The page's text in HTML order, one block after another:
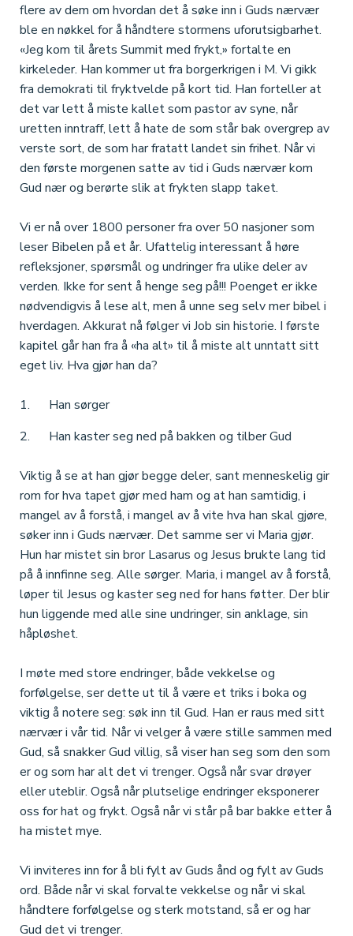
flere av dem om hvordan det å søke inn i Guds nærvær
ble en nøkkel for å håndtere stormens uforutsigbarhet.
«Jeg kom til årets Summit med frykt,» fortalte en
kirkeleder. Han kommer ut fra borgerkrigen i M. Vi gikk
fra demokrati til fryktvelde på kort tid. Han forteller at
det var lett å miste kallet som pastor av syne, når
uretten inntraff, lett å hate de som står bak overgrep av
verste sort, de som har fratatt landet sin frihet. Når vi
den første morgenen satte av tid i Guds nærvær kom
Gud nær og berørte slik at frykten slapp taket.
Vi er nå over 1800 personer fra over 50 nasjoner som
leser Bibelen på et år. Ufattelig interessant å høre
refleksjoner, spørsmål og undringer fra ulike deler av
verden. Ikke for sent å henge seg på!!! Poenget er ikke
nødvendigvis å lese alt, men å unne seg selv mer bibel i
hverdagen. Akkurat nå følger vi Job sin historie. I første
kapitel går han fra å «ha alt» til å miste alt unntatt sitt
eget liv. Hva gjør han da?
1. Han sørger
2. Han kaster seg ned på bakken og tilber Gud
Viktig å se at han gjør begge deler, sant menneskelig gir
rom for hva tapet gjør med ham og at han samtidig, i
mangel av å forstå, i mangel av å vite hva han skal gjøre,
søker inn i Guds nærvær. Det samme ser vi Maria gjør.
Hun har mistet sin bror Lasarus og Jesus brukte lang tid
på å innfinne seg. Alle sørger. Maria, i mangel av å forstå,
løper til Jesus og kaster seg ned for hans føtter. Der blir
hun liggende med alle sine undringer, sin anklage, sin
håpløshet.
I møte med store endringer, både vekkelse og
forfølgelse, ser dette ut til å være et triks i boka og
viktig å notere seg: søk inn til Gud. Han er raus med sitt
nærvær i vår tid. Når vi velger å være stille sammen med
Gud, så snakker Gud villig, så viser han seg som den som
er og som har alt det vi trenger. Også når svar drøyer
eller uteblir. Også når plutselige endringer eksponerer
oss for hat og frykt. Også når vi står på bar bakke etter å
ha mistet mye.
Vi inviteres inn for å bli fylt av Guds ånd og fylt av Guds
ord. Både når vi skal forvalte vekkelse og når vi skal
håndtere forfølgelse og sterk motstand, så er og har
Gud det vi trenger.